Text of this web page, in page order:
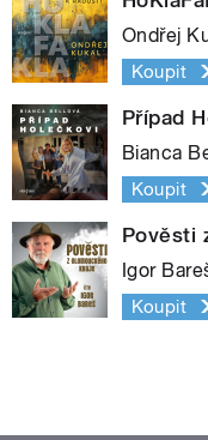
Ondřej
Koupit
Případ
Bianca
Koupit
Pověsti
Igor
Koupit